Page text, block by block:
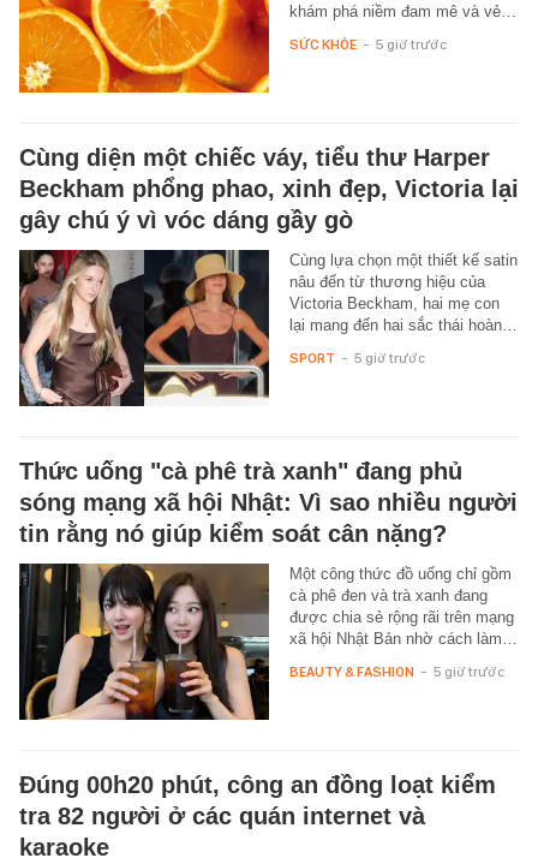
khám phá niềm đam mê và vẻ…
SỨC KHỎE - 5 giờ trước
Cùng diện một chiếc váy, tiểu thư Harper
Beckham phổng phao, xinh đẹp, Victoria lại
gây chú ý vì vóc dáng gầy gò
Cùng lựa chọn một thiết kế satin
nâu đến từ thương hiệu của
Victoria Beckham, hai mẹ con
lại mang đến hai sắc thái hoàn…
SPORT - 5 giờ trước
Thức uống "cà phê trà xanh" đang phủ
sóng mạng xã hội Nhật: Vì sao nhiều người
tin rằng nó giúp kiểm soát cân nặng?
Một công thức đồ uống chỉ gồm
cà phê đen và trà xanh đang
được chia sẻ rộng rãi trên mạng
xã hội Nhật Bản nhờ cách làm…
BEAUTY & FASHION - 5 giờ trước
Đúng 00h20 phút, công an đồng loạt kiểm
tra 82 người ở các quán internet và
karaoke